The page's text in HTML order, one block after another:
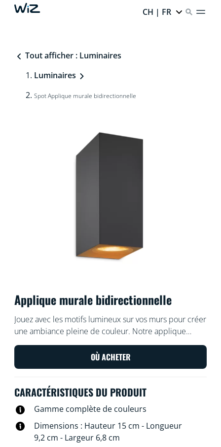
CH | FR
Tout afficher : Luminaires
Luminaires
Spot Applique murale bidirectionnelle
Applique murale bidirectionnelle
Jouez avec les motifs lumineux sur vos murs pour créer
une ambiance pleine de couleur. Notre applique
intérieure illumine les murs vers le haut et vers le bas,
créant des jeux de lumière, d'ombre et de couleur
originaux qui donnent du caractère à votre pièce.
OÙ ACHETER
CARACTÉRISTIQUES DU PRODUIT
Gamme complète de couleurs
Dimensions : Hauteur 15 cm - Longueur
9,2 cm - Largeur 6,8 cm